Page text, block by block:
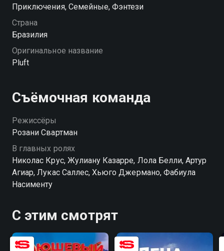
Нога. Чтобы помочь новой знакомой, Касперу
придётся преодолеть собственные страхи, поверить
в дружбу и решиться на отважное путешествие. Эта
волшебная история о том, как разные миры могут
подружиться, если найти к друг другу правильный
подход. «Каспер и пираты» — смотрите онлайн в
Приключения, Семейные, Фэнтези
Страна
Бразилия
Оригинальное название
Pluft
Съёмочная команда
Режиссёры
Розани Свартман
В главных ролях
Николас Крус, Жулиану Казарре, Лола Белли, Артур
Агиар, Лукас Саллес, Хьюго Джермано, Фабиула
Насименту
С этим смотрят